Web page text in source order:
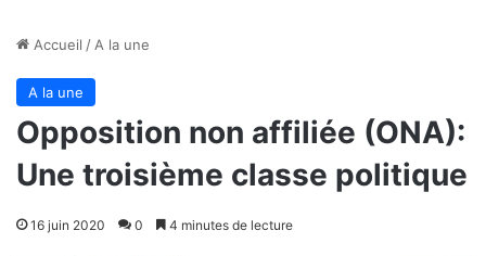
Accueil / A la une
A la une
Opposition non affiliée (ONA):
Une troisième classe politique
16 juin 2020 0 4 minutes de lecture